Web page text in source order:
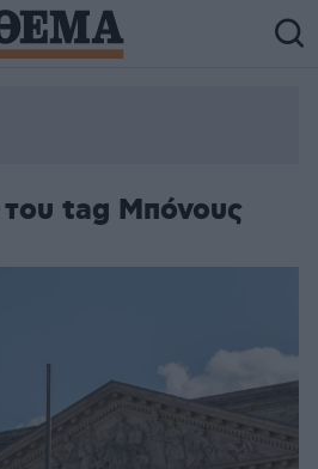
tag Μπόνους